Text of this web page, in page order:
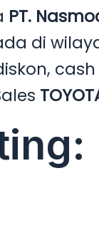
PT.
di